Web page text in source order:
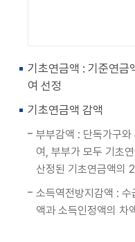
기초연금액 : 기준연금
여 선정
기초연금액 감액
부부감액 : 단독가구
여, 부부가 모두 기초
산정된 기초연금액의
소득역전방지감액 :
액과 소득인정액의 차